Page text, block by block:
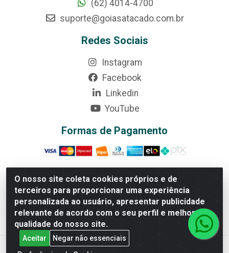
O nosso site coleta cookies próprios e de
terceiros para proporcionar uma experiência
personalizada ao usuário, apresentar publicidade
relevante de acordo com o seu perfil e melhorar a
qualidade do nosso site.
Aceitar
Negar não essenciais
(62) 4014-4700
suporte@goiasatacado.com.br
Redes Sociais
Instagram
Facebook
Linkedin
YouTube
Formas de Pagamento
Rede Brasil - Avenida Universitária, nº 3860, Jardim das
Américas II Etapa - Anápolis/GO - CEP 75070-415 -
CNPJ 07.728.073/0002-24